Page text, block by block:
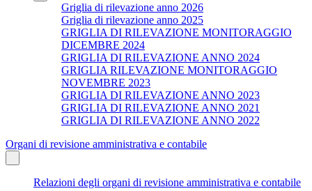
Griglia di rilevazione anno 2026
Griglia di rilevazione anno 2025
GRIGLIA DI RILEVAZIONE MONITORAGGIO
DICEMBRE 2024
GRIGLIA DI RILEVAZIONE ANNO 2024
GRIGLIA RILEVAZIONE MONITORAGGIO
NOVEMBRE 2023
GRIGLIA DI RILEVAZIONE ANNO 2023
GRIGLIA DI RILEVAZIONE ANNO 2021
GRIGLIA DI RILEVAZIONE ANNO 2022
Organi di revisione amministrativa e contabile
Relazioni degli organi di revisione amministrativa e contabile